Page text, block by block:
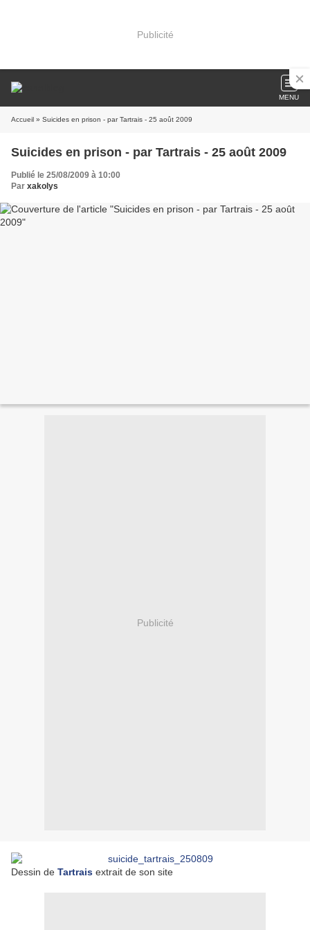
Publicité
MENU
Accueil » Suicides en prison - par Tartrais - 25 août 2009
Suicides en prison - par Tartrais - 25 août 2009
Publié le 25/08/2009 à 10:00
Par xakolys
Publicité
Dessin de Tartrais extrait de son site